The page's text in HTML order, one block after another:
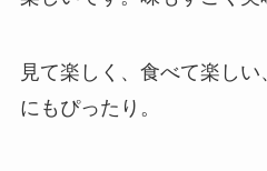
見て楽しく、食べて楽し
にもぴったり。